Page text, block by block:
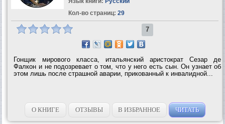
Кол-во страниц: 29
7
Гонщик мирового класса, итальянский аристократ Сезар де
Фалкон и не подозревает о том, что у него есть сын. Он узнает об
этом лишь после страшной аварии, прикованный к инвалидной...
О КНИГЕ ОТЗЫВЫ В ИЗБРАННОЕ ЧИТАТЬ